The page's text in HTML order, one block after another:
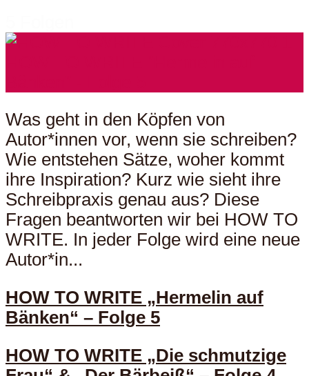
Was geht in den Köpfen von
Autor*innen vor, wenn sie schreiben?
Wie entstehen Sätze, woher kommt
ihre Inspiration? Kurz wie sieht ihre
Schreibpraxis genau aus? Diese
Fragen beantworten wir bei HOW TO
WRITE. In jeder Folge wird eine neue
Autor*in...
HOW TO WRITE „Hermelin auf
Bänken“ – Folge 5
HOW TO WRITE „Die schmutzige